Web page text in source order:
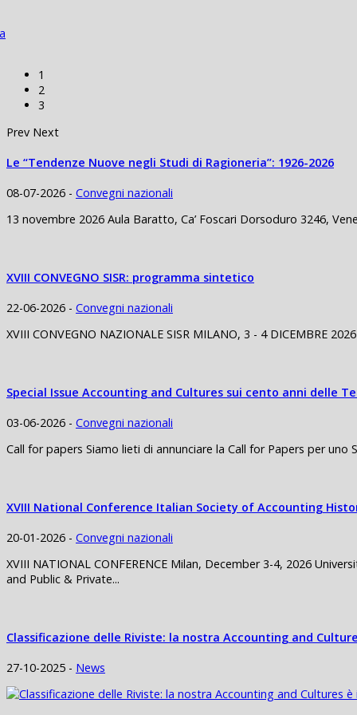
1
2
3
Prev Next
Le “Tendenze Nuove negli Studi di Ragioneria”: 1926-2026
08-07-2026 - Convegni nazionali
13 novembre 2026 Aula Baratto, Ca’ Foscari Dorsoduro 3246,
XVIII CONVEGNO SISR: programma sintetico
22-06-2026 - Convegni nazionali
XVIII CONVEGNO NAZIONALE SISR MILANO, 3 - 4 DICEMBRE
Special Issue Accounting and Cultures sui cento anni delle
03-06-2026 - Convegni nazionali
Call for papers Siamo lieti di annunciare la Call for Papers per
XVIII National Conference Italian Society of Accounting
20-01-2026 - Convegni nazionali
XVIII NATIONAL CONFERENCE Milan, December 3-4, 2026
and Public & Private...
Classificazione delle Riviste: la nostra Accounting and
27-10-2025 - News